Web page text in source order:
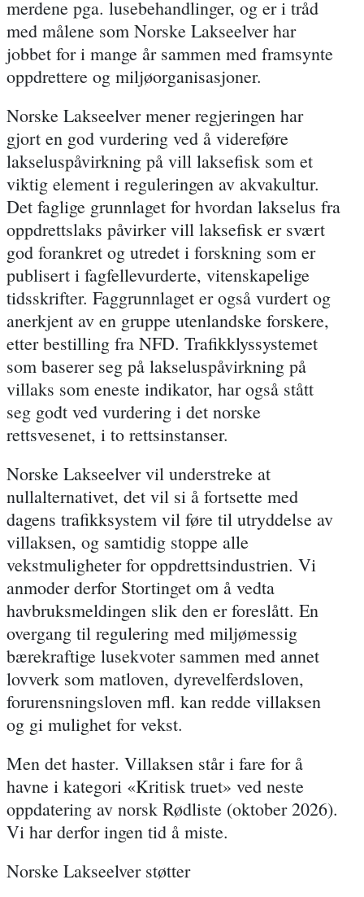
merdene pga. lusebehandlinger, og er i tråd
med målene som Norske Lakseelver har
jobbet for i mange år sammen med framsynte
oppdrettere og miljøorganisasjoner.
Norske Lakseelver mener regjeringen har
gjort en god vurdering ved å videreføre
lakseluspåvirkning på vill laksefisk som et
viktig element i reguleringen av akvakultur.
Det faglige grunnlaget for hvordan lakselus fra
oppdrettslaks påvirker vill laksefisk er svært
god forankret og utredet i forskning som er
publisert i fagfellevurderte, vitenskapelige
tidsskrifter. Faggrunnlaget er også vurdert og
anerkjent av en gruppe utenlandske forskere,
etter bestilling fra NFD. Trafikklyssystemet
som baserer seg på lakseluspåvirkning på
villaks som eneste indikator, har også stått
seg godt ved vurdering i det norske
rettsvesenet, i to rettsinstanser.
Norske Lakseelver vil understreke at
nullalternativet, det vil si å fortsette med
dagens trafikksystem vil føre til utryddelse av
villaksen, og samtidig stoppe alle
vekstmuligheterfor oppdrettsindustrien. Vi
anmoderderfor Stortinget om å vedta
havbruksmeldingen slik den er foreslått. En
overgang til regulering med miljømessig
bærekraftige lusekvoter sammen med annet
lovverk som matloven, dyrevelferdsloven,
forurensningsloven mfl. kan redde villaksen
og gi mulighet for vekst.
Men det haster. Villaksen står i fare for å
havne i kategori «Kritisk truet» ved neste
oppdatering av norsk Rødliste (oktober 2026).
Vi har derforingen tid å miste.
Norske Lakseelver støtter